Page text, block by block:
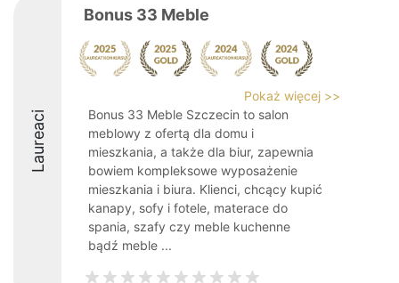
Laureaci
Bonus 33 Meble
Pokaż więcej >>
Bonus 33 Meble Szczecin to salon
meblowy z ofertą dla domu i
mieszkania, a także dla biur, zapewnia
bowiem kompleksowe wyposażenie
mieszkania i biura. Klienci, chcący kupić
kanapy, sofy i fotele, materace do
spania, szafy czy meble kuchenne
bądź meble ...